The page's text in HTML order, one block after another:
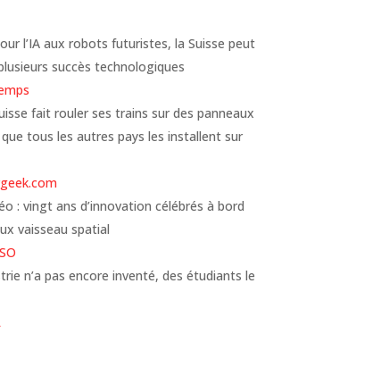
l’IA aux robots futuristes, la Suisse peut
succès technologiques
fait rouler ses trains sur des panneaux
tous les autres pays les installent sur
: vingt ans d’innovation célébrés à bord
vaisseau spatial
n’a pas encore inventé, des étudiants le